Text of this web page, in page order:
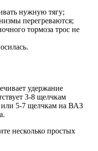
нужную тягу;
перегреваются;
тормоза трос не
удержание
3-8 щелчкам
или 5-7 щелчкам на ВАЗ
несколько простых